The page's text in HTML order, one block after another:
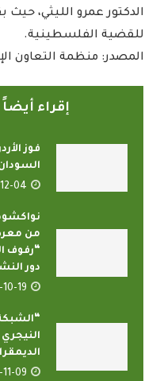
الدكتور عمرو الليثي، حيث
للقضية الفلسطينية.
المصدر: منظمة التعاون
إقراء
فوز
04
من
“رفوف
دور
19
09